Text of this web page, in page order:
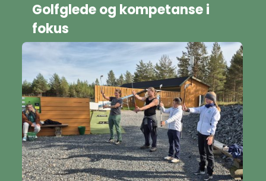
Golfglede og kompetanse i
fokus